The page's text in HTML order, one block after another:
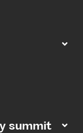
summit